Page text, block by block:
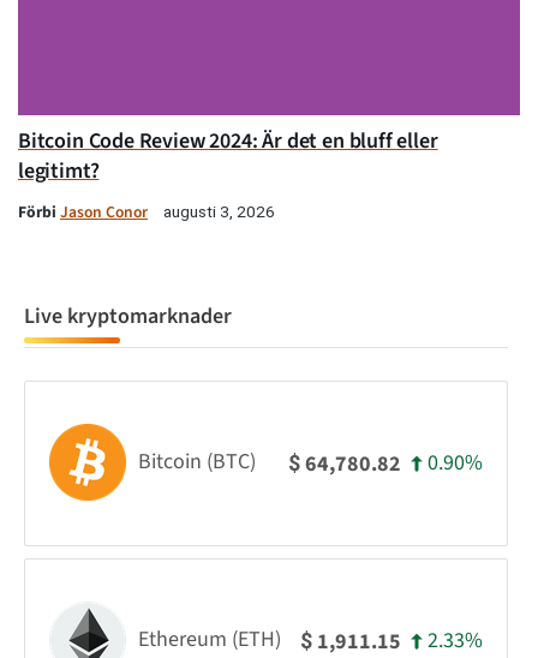
Bitcoin Code Review 2024: Är det en bluff eller
legitimt?
Förbi Jason Conor augusti 3, 2026
Live kryptomarknader
Bitcoin (BTC) $64,780.82 0.90%
Ethereum (ETH) $ 1,911.15 2.33%